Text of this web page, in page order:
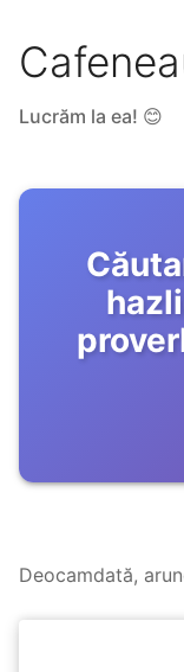
Lucrăm la ea! 😊
Deocamdată,